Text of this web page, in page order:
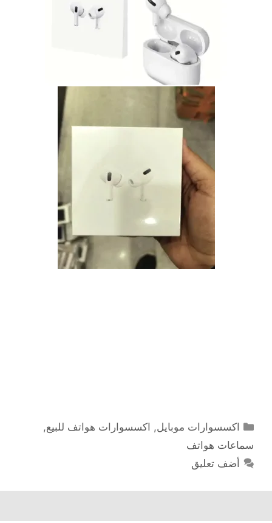
التصنيفات
اكسسوارات موبايل, اكسسوارات هواتف للبيع,
سماعات هواتف
أضف تعليق